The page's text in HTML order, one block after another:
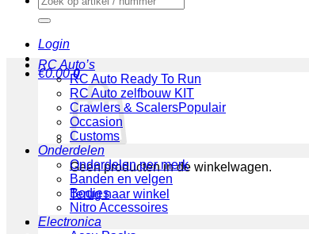
naar:
Login
€0.00 0
Geen producten in de winkelwagen.
Terug naar winkel
RC Auto’s
RC Auto Ready To Run
RC Auto zelfbouw KIT
Crawlers & Scalers
Occasion
Customs
Onderdelen
Onderdelen per merk
Banden en velgen
Bodies
Nitro Accessoires
Electronica